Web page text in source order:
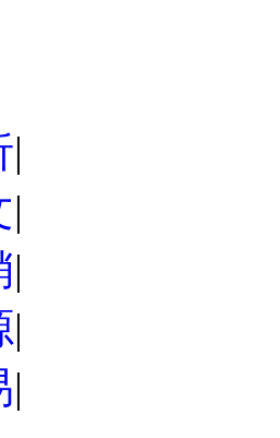
|
|
|
|
|